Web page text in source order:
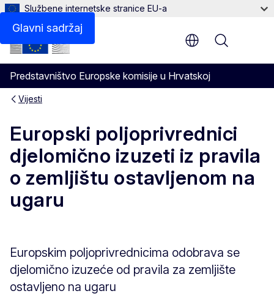
Glavni sadržaj
Službene internetske stranice EU-a
Predstavništvo Europske komisije u Hrvatskoj
Menu
Vijesti
Europski poljoprivrednici
djelomično izuzeti iz pravila
o zemljištu ostavljenom na
ugaru
Europskim poljoprivrednicima odobrava se
djelomično izuzeće od pravila za zemljište
ostavljeno na ugaru